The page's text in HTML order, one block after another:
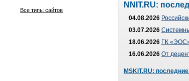
Все типы сайтов
NNIT.RU:
04.08.2026
03.07.2026
18.06.2026 ГК
16.06.2026 От
MSKIT.RU: